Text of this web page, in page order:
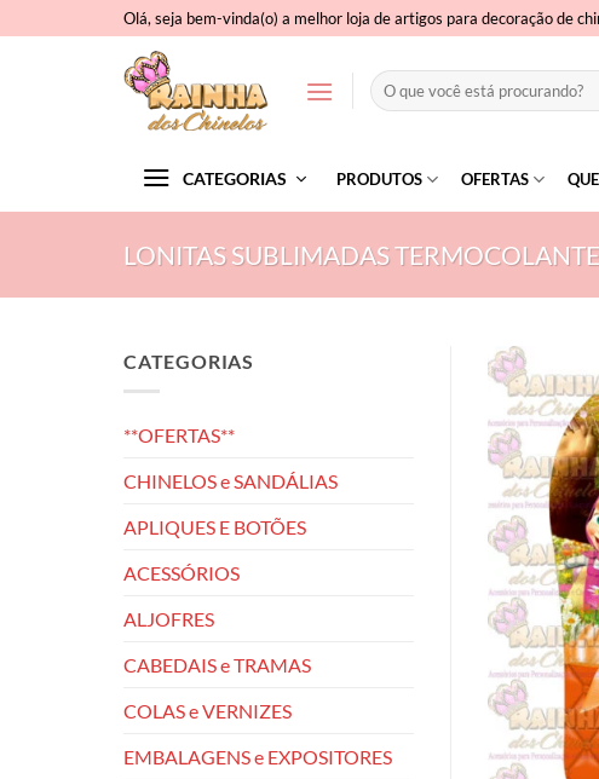
to
Olá, seja bem-vinda(o) a melhor loja de artigos para decoração de
Pesquisar
por:
CATEGORIAS PRODUTOS OFERTAS
LONITAS SUBLIMADAS
CATEGORIAS
**OFERTAS**
CHINELOS e SANDÁLIAS
APLIQUES E BOTÕES
ACESSÓRIOS
ALJOFRES
CABEDAIS e TRAMAS
COLAS e VERNIZES
EMBALAGENS e EXPOSITORES